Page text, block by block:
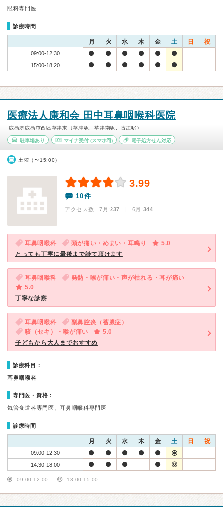
眼科専門医
診療時間
月 火 水 木 金 土 日 祝
09:00-12:30
15:00-18:20
医療法人康和会 田中耳鼻咽喉科医院
広島県広島市西区草津東（草津駅、草津南駅、古江駅）
駐車場あり マイナ受付(スマホ可) 電子処方せん対応
土曜（〜15:00）
3.99
10件
アクセス数 7月:237 | 6月:344
耳鼻咽喉科 頭が痛い・めまい・耳鳴り
5.0
とっても丁寧に最後まで診て頂けます
耳鼻咽喉科
発熱・喉が痛い・声が枯れる・耳が痛い
5.0
丁寧な診察
耳鼻咽喉科
副鼻腔炎（蓄膿症）
咳（セキ）・喉が痛い
5.0
子どもから大人までおすすめ
診療科目：
耳鼻咽喉科
専門医・資格：
気管食道科専門医、耳鼻咽喉科専門医
診療時間
月 火 水 木 金 土 日 祝
09:00-12:30
14:30-18:00
09:00-12:00 13:00-15:00